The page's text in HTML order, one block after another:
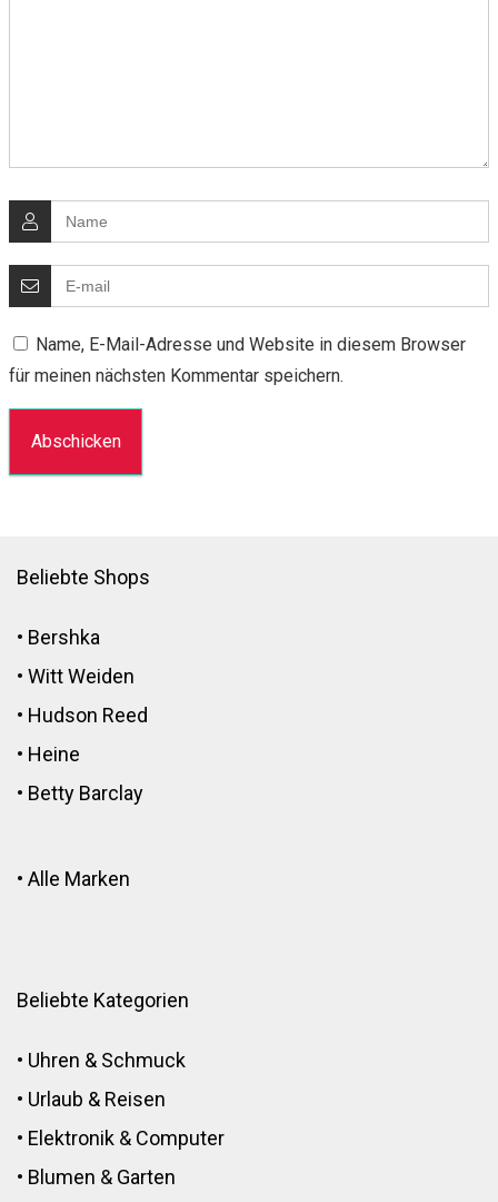
Name, E-Mail-Adresse und Website in diesem Browser
für meinen nächsten Kommentar speichern.
Beliebte Shops
• Bershka
• Witt Weiden
• Hudson Reed
• Heine
• Betty Barclay
• Alle Marken
Beliebte Kategorien
• Uhren & Schmuck
• Urlaub & Reisen
• Elektronik & Computer
• Blumen & Garten